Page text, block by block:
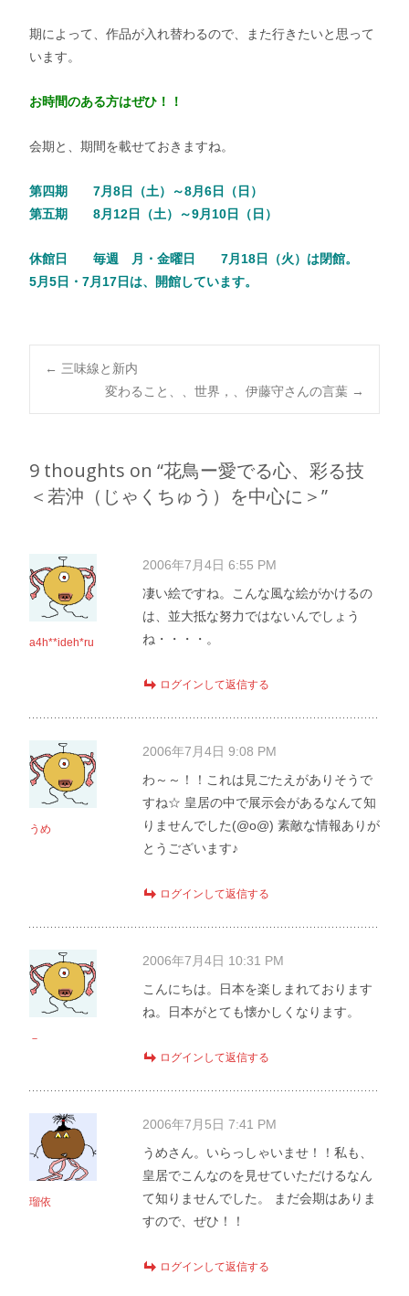
期によって、作品が入れ替わるので、また行きたいと思って
います。
お時間のある方はぜひ！！
会期と、期間を載せておきますね。
第四期 7月8日（土）～8月6日（日）
第五期 8月12日（土）～9月10日（日）
休館日 毎週 月・金曜日 7月18日（火）は閉館。
5月5日・7月17日は、開館しています。
Post
← 三味線と新内
変わること、、世界，、伊藤守さんの言葉 →
9 thoughts on “花鳥ー愛でる心、彩る技
＜若沖（じゃくちゅう）を中心に＞”
a4h**ideh*ru
2006年7月4日 6:55 PM
凄い絵ですね。こんな風な絵がかけるの
は、並大抵な努力ではないんでしょう
ね・・・・。
ログインして返信する
うめ
2006年7月4日 9:08 PM
わ～～！！これは見ごたえがありそうで
すね☆ 皇居の中で展示会があるなんて知
りませんでした(@o@) 素敵な情報ありが
とうございます♪
ログインして返信する
－
2006年7月4日 10:31 PM
こんにちは。日本を楽しまれております
ね。日本がとても懐かしくなります。
ログインして返信する
瑠依
2006年7月5日 7:41 PM
うめさん。いらっしゃいませ！！私も、
皇居でこんなのを見せていただけるなん
て知りませんでした。 まだ会期はありま
すので、ぜひ！！
ログインして返信する